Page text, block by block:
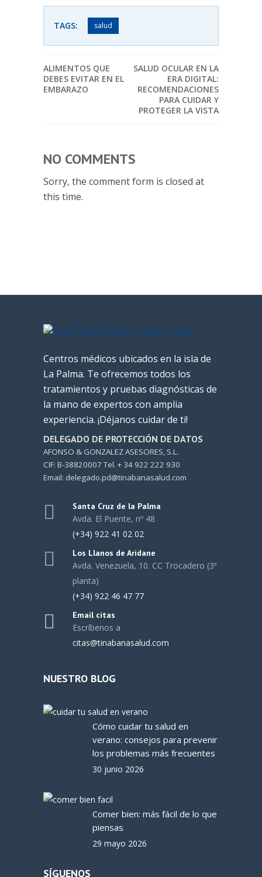
TAGS: salud
ALIMENTOS QUE
DEBES EVITAR EN EL
EMBARAZO
SALUD OCULAR EN LA
ERA DIGITAL:
RECOMENDACIONES
PARA CUIDAR Y
PROTEGER LA VISTA
NO COMMENTS
Sorry, the comment form is closed at
this time.
Centros médicos ubicados en la isla de
La Palma. Te ofrecemos todos los
tratamientos y pruebas diagnósticas de
la mano de expertos con amplia
experiencia. ¡Déjanos cuidar de ti!
DELEGADO DE PROTECCIÓN DE DATOS
AFONSO & GONZALEZ ASESORES, S.L.
CIF: B-38820007 Tel. + 34 922 222 930
Email: delegado.pd@tinabanasalud.com
Santa Cruz de la Palma
Avda. El Puente, nº 48
(+34) 922 41 02 02
Los Llanos de Aridane
Avda. Venezuela, 10. CC Trocadero (3ª
planta)
(+34) 922 46 47 77
Email citas
Escríbenos a
citas@tinabanasalud.com
NUESTRO BLOG
Cómo cuidar tu salud en
verano: consejos para prevenir
los problemas más frecuentes
30 junio 2026
Comer bien: más fácil de lo que
piensas
29 mayo 2026
SÍGUENOS